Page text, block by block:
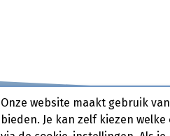
Onze website maakt gebruik
bieden. Je kan zelf kiezen